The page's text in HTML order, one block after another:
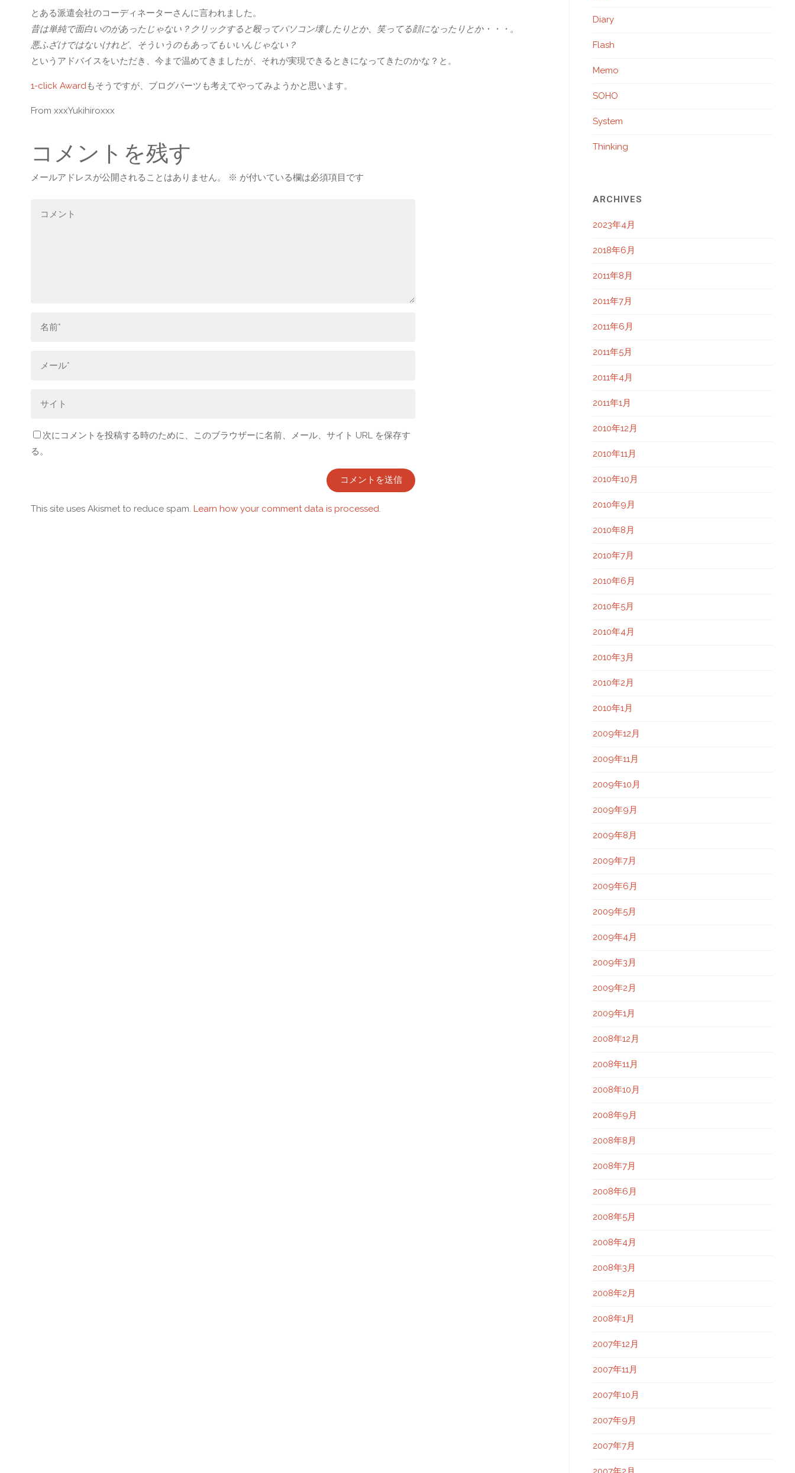
とある派遣会社のコーディネーターさんに言われました。
昔は単純で面白いのがあったじゃない？クリックすると殴ってパソコン壊したりとか、笑ってる顔になったりとか・・・。
悪ふざけではないけれど、そういうのもあってもいいんじゃない？
というアドバイスをいただき、今まで温めてきましたが、それが実現できるときになってきたのかな？と。
1-click Awardもそうですが、ブログパーツも考えてやってみようかと思います。
From xxxYukihiroxxx
コメントを残す
メールアドレスが公開されることはありません。 ※ が付いている欄は必須項目です
次にコメントを投稿する時のために、このブラウザーに名前、メール、サイト URL を保存す
る。
This site uses Akismet to reduce spam. Learn how your comment data is processed.
Diary
Flash
Memo
SOHO
System
Thinking
ARCHIVES
2023年4月
2018年6月
2011年8月
2011年7月
2011年6月
2011年5月
2011年4月
2011年1月
2010年12月
2010年11月
2010年10月
2010年9月
2010年8月
2010年7月
2010年6月
2010年5月
2010年4月
2010年3月
2010年2月
2010年1月
2009年12月
2009年11月
2009年10月
2009年9月
2009年8月
2009年7月
2009年6月
2009年5月
2009年4月
2009年3月
2009年2月
2009年1月
2008年12月
2008年11月
2008年10月
2008年9月
2008年8月
2008年7月
2008年6月
2008年5月
2008年4月
2008年3月
2008年2月
2008年1月
2007年12月
2007年11月
2007年10月
2007年9月
2007年7月